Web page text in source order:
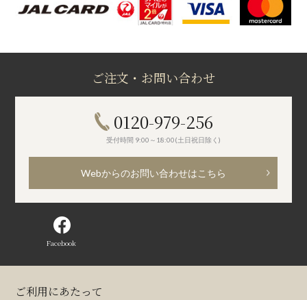
ご注文・お問い合わせ
0120-979-256
受付時間 9:00～18:00(土日祝日除く)
Webからのお問い合わせはこちら
Facebook
ご利用にあたって